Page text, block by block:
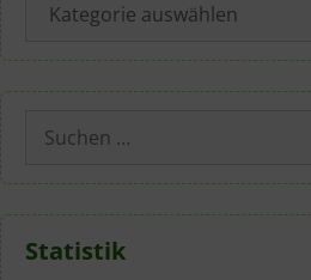
Suchen
nach:
Statistik